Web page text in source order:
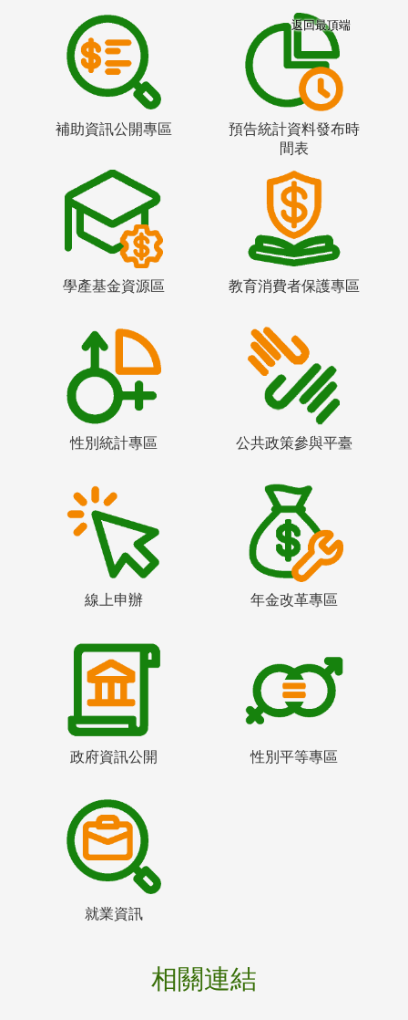
補助資訊公開專區
預告統計資料發布時
間表
學產基金資源區 教育消費者保護專區
性別統計專區 公共政策參與平臺
線上申辦 年金改革專區
政府資訊公開 性別平等專區
就業資訊
相關連結
返回最頂端